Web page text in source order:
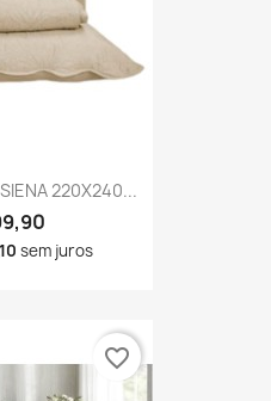
220X240...
sem juros
favorite_border